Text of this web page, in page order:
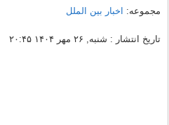
مجموعه: اخبار بین الملل
تاریخ انتشار : شنبه, ۲۶ مهر ۱۴۰۴ ۲۰:۴۵